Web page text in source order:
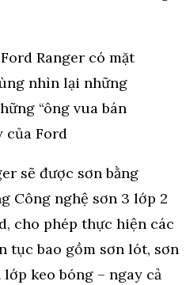
sẽ được sơn bằng
Công nghệ sơn 3 lớp 2
cho phép thực hiện các
tục bao gồm sơn lót, sơn
keo bóng – ngay cả